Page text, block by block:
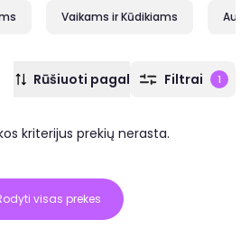
Vaikams ir Kūdikiams
Rūšiuoti pagal Filtrai 1
kriterijus prekių nerasta.
visas prekes